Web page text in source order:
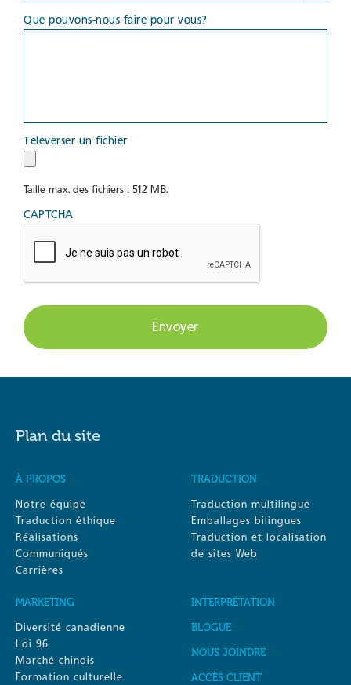
Que pouvons-nous faire pour vous?
Téléverser un fichier
Taille max. des fichiers : 512 MB.
CAPTCHA
Plan du site
À PROPOS
Notre équipe
Traduction éthique
Réalisations
Communiqués
Carrières
TRADUCTION
Traduction multilingue
Emballages bilingues
Traduction et localisation
de sites Web
MARKETING
Diversité canadienne
Loi 96
Marché chinois
Formation culturelle
INTERPRÉTATION
BLOGUE
NOUS JOINDRE
ACCÈS CLIENT